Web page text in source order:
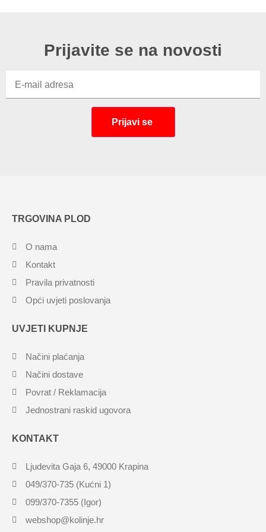
Prijavite se na novosti
TRGOVINA PLOD
O nama
Kontakt
Pravila privatnosti
Opći uvjeti poslovanja
UVJETI KUPNJE
Načini plaćanja
Načini dostave
Povrat / Reklamacija
Jednostrani raskid ugovora
KONTAKT
Ljudevita Gaja 6, 49000 Krapina
049/370-735 (Kućni 1)
099/370-7355 (Igor)
webshop@kolinje.hr